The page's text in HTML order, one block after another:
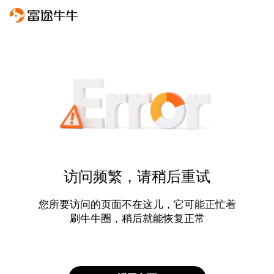
访问频繁，请稍后重试
您所要访问的页面不在这儿，它可能正忙着
刷牛牛圈，稍后就能恢复正常